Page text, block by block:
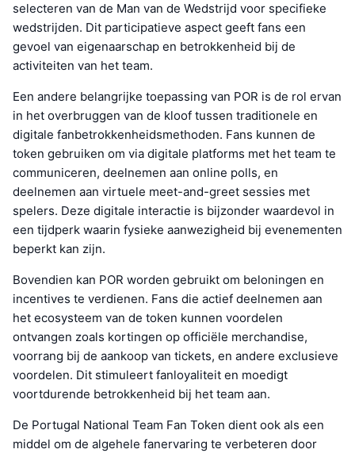
selecteren van de Man van de Wedstrijd voor specifieke
wedstrijden. Dit participatieve aspect geeft fans een
gevoel van eigenaarschap en betrokkenheid bij de
activiteiten van het team.
Een andere belangrijke toepassing van POR is de rol ervan
in het overbruggen van de kloof tussen traditionele en
digitale fanbetrokkenheidsmethoden. Fans kunnen de
token gebruiken om via digitale platforms met het team te
communiceren, deelnemen aan online polls, en
deelnemen aan virtuele meet-and-greet sessies met
spelers. Deze digitale interactie is bijzonder waardevol in
een tijdperk waarin fysieke aanwezigheid bij evenementen
beperkt kan zijn.
Bovendien kan POR worden gebruikt om beloningen en
incentives te verdienen. Fans die actief deelnemen aan
het ecosysteem van de token kunnen voordelen
ontvangen zoals kortingen op officiële merchandise,
voorrang bij de aankoop van tickets, en andere exclusieve
voordelen. Dit stimuleert fanloyaliteit en moedigt
voortdurende betrokkenheid bij het team aan.
De Portugal National Team Fan Token dient ook als een
middel om de algehele fanervaring te verbeteren door